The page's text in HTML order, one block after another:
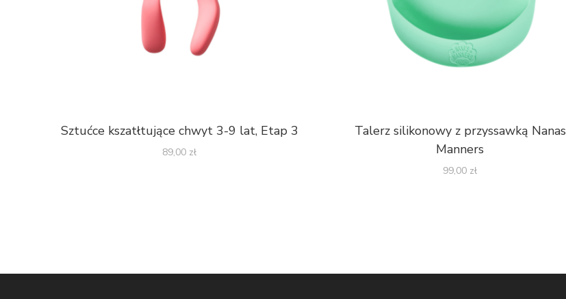
Sztućce kszatłtujące chwyt 3-9 lat, Etap 3
89,00 zł
Talerz silikonowy z przyssawką Nanas
Manners
99,00 zł